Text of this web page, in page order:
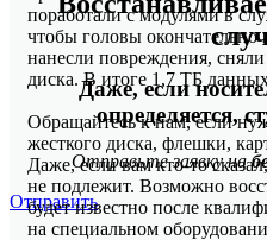
Даже, если
определяется,
Отправьте заявку на
Отправить
поработали с модулями в
чтобы головы
нанесли повреждения,
диска. В итоге 1,7 ТБ
Обращайтесь к нам, если
жесткого диска, флешки,
Даже, если вам кто-то
не подлежит. Возможно
будет известно после
на специальном